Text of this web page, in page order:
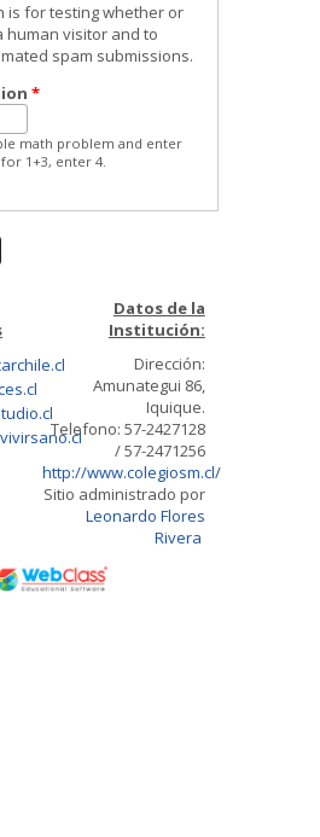
is for testing whether or
human visitor and to
spam submissions.
*
math problem and enter
1+3, enter 4.
Datos de la
Institución:
Dirección:
Amunategui 86,
Iquique.
Telefono: 57-2427128
/ 57-2471256
http://www.colegiosm.cl/
Sitio administrado por
Leonardo Flores
Rivera